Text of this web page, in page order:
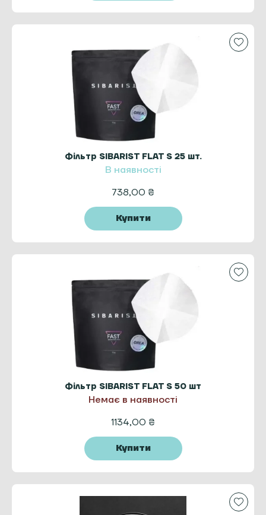
Фільтр SIBARIST FLAT S 25 шт.
В наявності
738,00 ₴
Купити
Фільтр SIBARIST FLAT S 50 шт
Немає в наявності
1134,00 ₴
Купити